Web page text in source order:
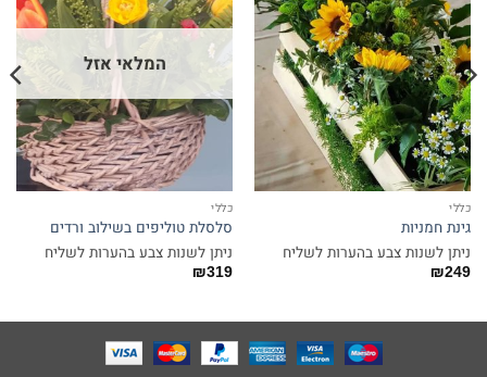
כללי
גינת חמניות
ניתן לשנות צבע בהערות לשליח
₪249
המלאי אזל
כללי
סלסלת טוליפים בשילוב ורדים
ניתן לשנות צבע בהערות לשליח
₪319